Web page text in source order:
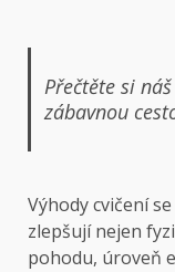
Přečtěte si
zábavnou
Výhody cvičení
zlepšují nejen
pohodu, úroveň